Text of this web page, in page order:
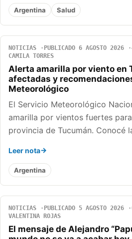
Argentina Salud
NOTICIAS PUBLICADO 6 AGOSTO 2026
CAMILA TORRES
Alerta amarilla por viento en
afectadas y
Meteorológico
El Servicio Meteorológico
amarilla por vientos fuertes
provincia de Tucumán. Conocé
Leer nota
Argentina
NOTICIAS PUBLICADO 5 AGOSTO 2026
VALENTINA ROJAS
El mensaje de Alejandro